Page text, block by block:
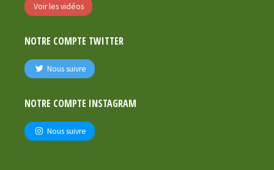
Voir les vidéos
NOTRE COMPTE TWITTER
Nous suivre
NOTRE COMPTE INSTAGRAM
Nous suivre